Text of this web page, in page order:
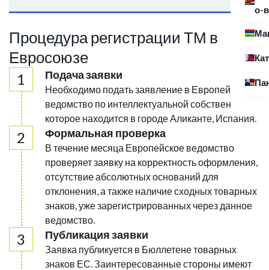
о-
Процедура регистрации ТМ в
Евросоюзе
Подача заявки
Необходимо подать заявление в Европейское
ведомство по интеллектуальной собственности,
которое находится в городе Аликанте, Испания.
Формальная проверка
В течение месяца Европейское ведомство
проверяет заявку на корректность оформления,
отсутствие абсолютных оснований для
отклонения, а также наличие сходных товарных
знаков, уже зарегистрированных через данное
ведомство.
Публикация заявки
Заявка публикуется в Бюллетене товарных
знаков ЕС. Заинтересованные стороны имеют